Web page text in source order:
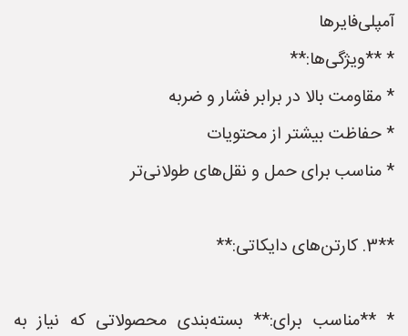
آمپلی‌فایرها
* **ویژگی‌ها:**
* مقاومت بالا در برابر فشار و ضربه
* حفاظت بیشتر از محتویات
* مناسب برای حمل و نقل‌های طولانی‌تر
**3. کارتن‌های دایکاتی:**
* **مناسب برای:** بسته‌بندی محصولاتی که نیاز به